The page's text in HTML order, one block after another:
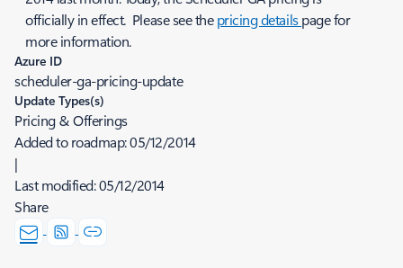
officially in effect. Please see thepricing detailspage for
more information.
Azure ID
scheduler-ga-pricing-update
Update Types(s)
Pricing & Offerings
Added to roadmap:05/12/2014
|
Last modified:05/12/2014
Share